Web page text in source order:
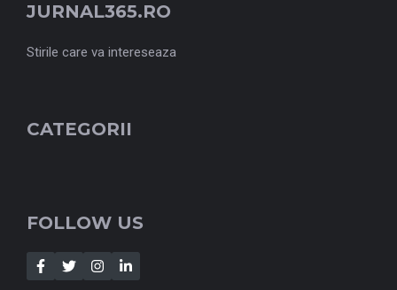
JURNAL365.RO
Stirile care va intereseaza
CATEGORII
FOLLOW US